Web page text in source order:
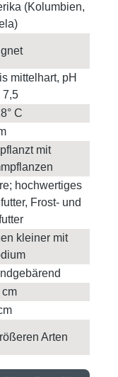
(Kolumbien,
mittelhart, pH
7,5
C
mit
hochwertiges
Frost- und
kleiner mit
cm
Arten